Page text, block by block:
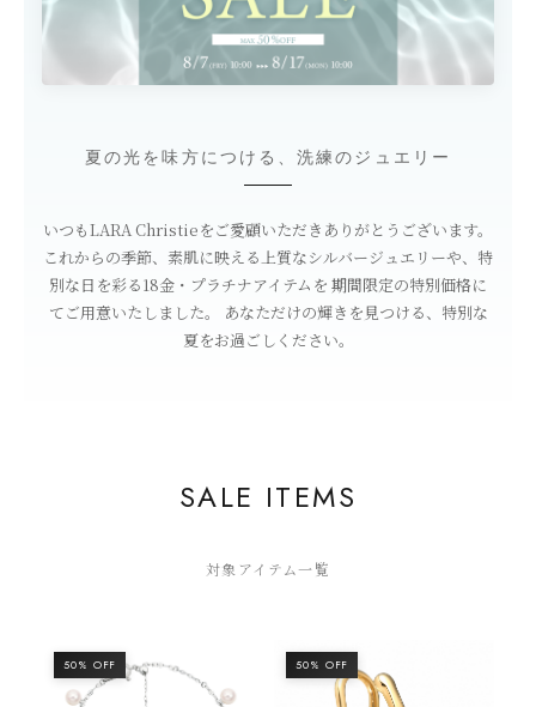
夏の光を味方につける、洗練のジュエリー
いつもLARA Christieをご愛顧いただきありがとうございます。
これからの季節、素肌に映える上質なシルバージュエリーや、特
別な日を彩る18金・プラチナアイテムを 期間限定の特別価格に
てご用意いたしました。
あなただけの輝きを見つける、特別な
夏をお過ごしください。
SALE ITEMS
対象アイテム一覧
50% OFF 50% OFF